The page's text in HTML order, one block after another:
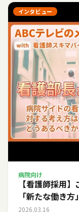
インタビュー
病院向け
【看護師採用
「新たな働き
2026.03.16